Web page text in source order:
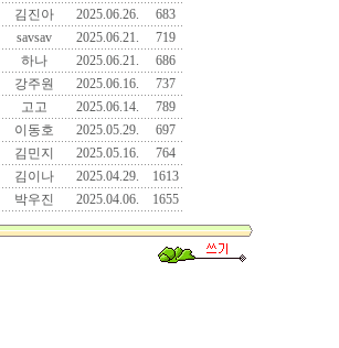
김진아 2025.06.26.
683
savsav 2025.06.21.
719
하나 2025.06.21.
686
강주원 2025.06.16.
737
고고 2025.06.14.
789
이동호 2025.05.29.
697
김민지 2025.05.16.
764
김이나 2025.04.29.
1613
박우진 2025.04.06. 1655